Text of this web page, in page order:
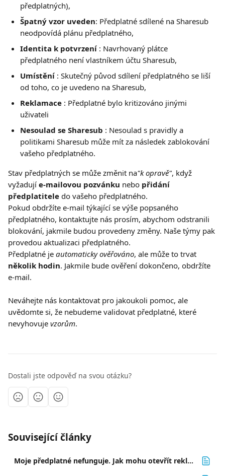
předplatných),
Špatný vzor uveden: Předplatné sdílené na Sharesub
neodpovídá plánu předplatného,
Identita k potvrzení : Navrhovaný plátce
předplatného není vlastníkem účtu Sharesub,
Umístění : Skutečný původ sdílení předplatného se liší
od toho, co je uvedeno na Sharesub,
Reklamace : Předplatné bylo kritizováno jinými
uživateli
Nesoulad se Sharesub : Nesoulad s pravidly a
politikami Sharesub může mít za následek zablokování
vašeho předplatného.
Stav předplatných se může změnit na"k opravě", když
vyžadují e-mailovou pozvánku nebo přidání
předplatitele do vašeho předplatného.
Pokud obdržíte e-mail týkající se výše popsaného
předplatného, kontaktujte nás prosím, abychom odstranili
blokování, jakmile budou provedeny změny. Naše týmy pak
provedou aktualizaci předplatného.
Předplatné je automaticky ověřováno, ale může to trvat
několik hodin. Jakmile bude ověření dokončeno, obdržíte
e-mail.
Neváhejte nás kontaktovat pro jakoukoli pomoc, ale
uvědomte si, že nebudeme validovat předplatné, které
nevyhovuje vzorům.
Dostali jste odpověď na svou otázku?
Související články
Moje předplatné nefunguje. Jak mohu otevřít reklamaci? 📝